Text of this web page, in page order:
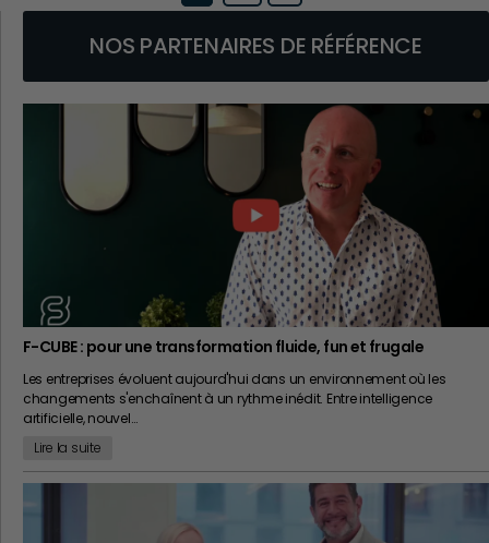
NOS PARTENAIRES DE RÉFÉRENCE
F-CUBE : pour une transformation fluide, fun et frugale
Les entreprises évoluent aujourd'hui dans un environnement où les
changements s'enchaînent à un rythme inédit. Entre intelligence
artificielle, nouvel…
Lire la suite